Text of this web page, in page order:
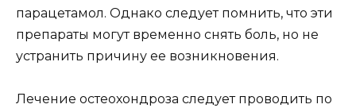
парацетамол. Однако следует помнить, что эти
препараты могут временно снять боль, но не
устранить причину ее возникновения.
Лечение остеохондроза следует проводить по